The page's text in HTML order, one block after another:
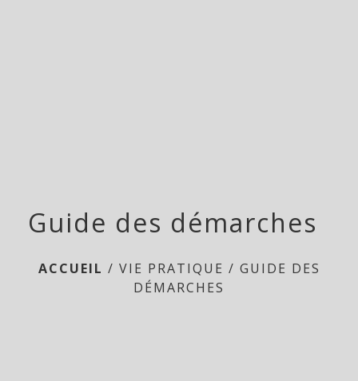
Guide des démarches
ACCUEIL / VIE PRATIQUE / GUIDE DES
DÉMARCHES